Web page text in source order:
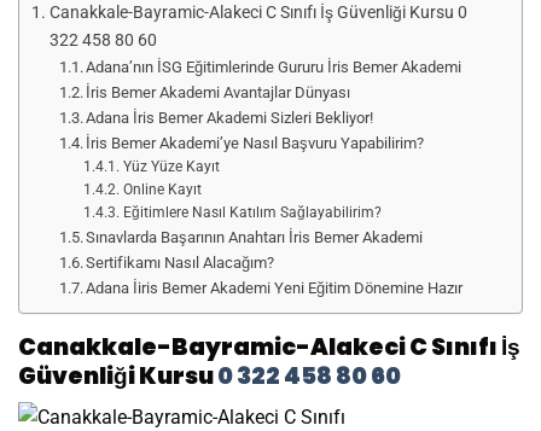
Canakkale-Bayramic-Alakeci C Sınıfı İş Güvenliği Kursu 0
322 458 80 60
Adana’nın İSG Eğitimlerinde Gururu İris Bemer Akademi
İris Bemer Akademi Avantajlar Dünyası
Adana İris Bemer Akademi Sizleri Bekliyor!
İris Bemer Akademi’ye Nasıl Başvuru Yapabilirim?
Yüz Yüze Kayıt
Online Kayıt
Eğitimlere Nasıl Katılım Sağlayabilirim?
Sınavlarda Başarının Anahtarı İris Bemer Akademi
Sertifikamı Nasıl Alacağım?
Adana İiris Bemer Akademi Yeni Eğitim Dönemine Hazır
Canakkale-Bayramic-Alakeci C Sınıfı İş
Güvenliği Kursu0 322 458 80 60